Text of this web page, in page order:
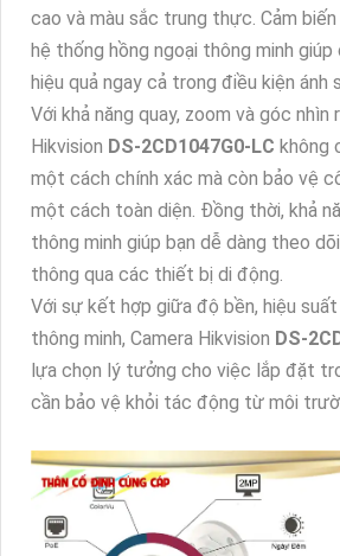
cao và màu sắc trung thực. Cảm
hệ thống hồng ngoại thông minh
hiệu quả ngay cả trong điều kiện ánh
Với khả năng quay, zoom và góc nhìn
Hikvision DS-2CD1047G0-LC không
một cách chính xác mà còn bảo vệ
một cách toàn diện. Đồng thời, khả
thông minh giúp bạn dễ dàng theo
thông qua các thiết bị di động.
Với sự kết hợp giữa độ bền, hiệu
thông minh, Camera Hikvision DS-
lựa chọn lý tưởng cho việc lắp đặt
cần bảo vệ khỏi tác động từ môi